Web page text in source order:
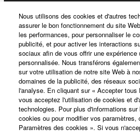
Yamaha Music ID - Enregistrement
A propos de Yamaha
France - French
Professionnel
Nous utilisons des cookies et d'autres
assurer le bon fonctionnement du site
les performances, pour personnaliser le
publicité, et pour activer les interactions
sociaux afin de vous offrir une expérience
personnalisée. Nous transférons
sur votre utilisation de notre site Web à
domaines de la publicité, des réseaux
l'analyse. En cliquant sur « Accepter tous
vous acceptez l'utilisation de cookies et
technologies. Pour plus d'informations
cookies ou pour modifier vos paramètres,
Paramètres des cookies ». Si vous